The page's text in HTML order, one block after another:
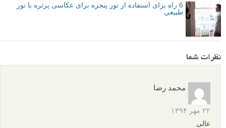
6 راه برای استفاده از نور پنجره برای عکاسی پرتره با نور
طبیعی
نظرات شما
محمد رضا
۲۲ مهر ۱۳۹۴
عالی